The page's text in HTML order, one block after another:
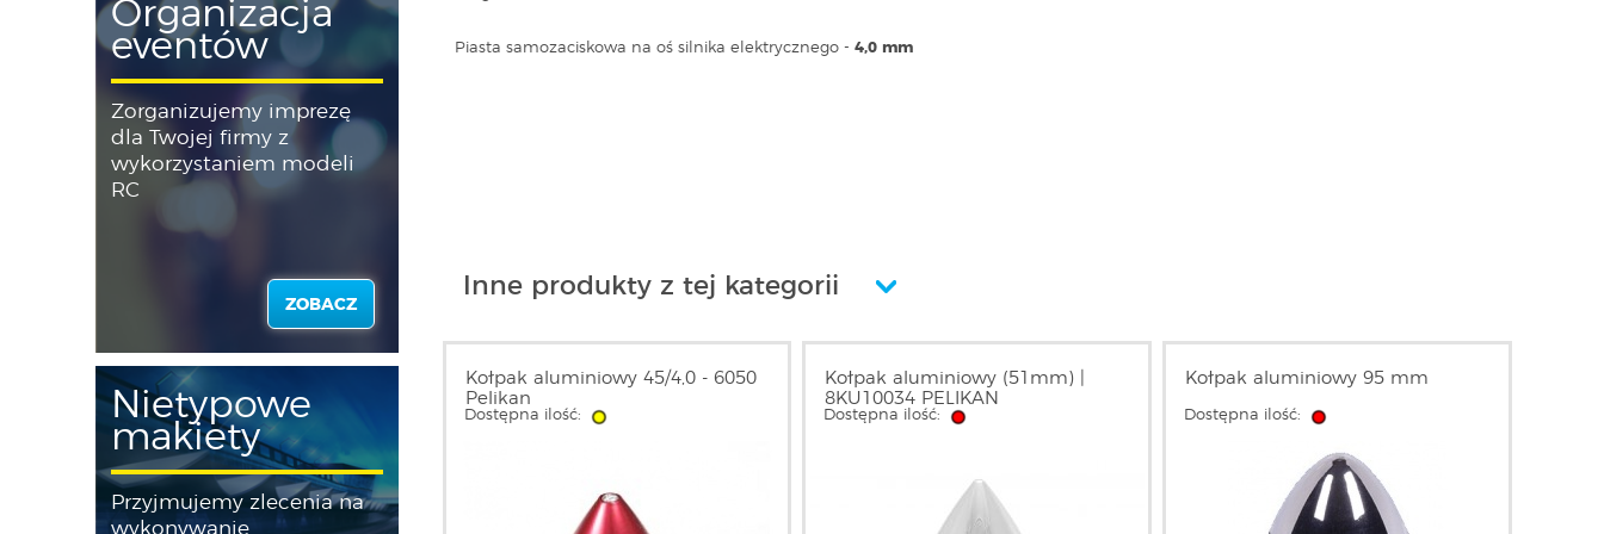
Organizacja
eventów
Zorganizujemy imprezę
dla Twojej firmy z
wykorzystaniem modeli
RC
ZOBACZ
Nietypowe
makiety
Przyjmujemy zlecenia na
wykonywanie
Piasta samozaciskowa na oś silnika elektrycznego - 4,0 mm
Inne produkty z tej kategorii
Kołpak aluminiowy 45/4,0 - 6050
Pelikan
Dostępna ilość:
Kołpak aluminiowy (51mm) |
8KU10034 PELIKAN
Dostępna ilość:
Kołpak aluminiowy 95 mm
Dostępna ilość: